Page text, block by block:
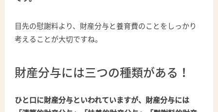
目先の慰謝料より、財産分与と養育費のことをしっかり
考えることが大切ですね。
財産分与には三つの種類がある！
ひと口に財産分与といわれていますが、財産分与には